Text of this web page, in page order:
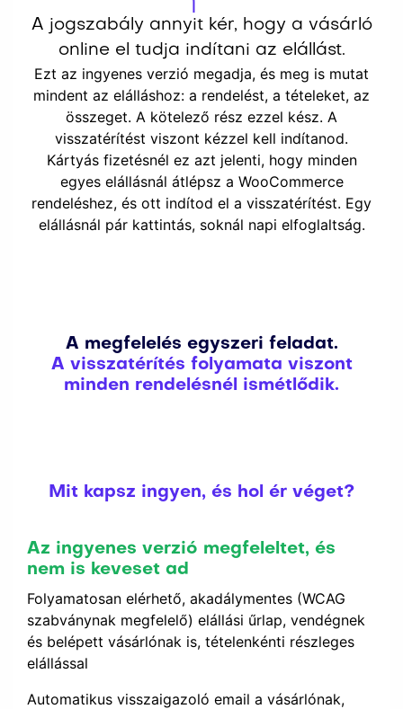
A jogszabály annyit kér, hogy a vásárló
online el tudja indítani az elállást.
Ezt az ingyenes verzió megadja, és meg is mutat
mindent az elálláshoz: a rendelést, a tételeket, az
összeget. A kötelező rész ezzel kész. A
visszatérítést viszont kézzel kell indítanod.
Kártyás fizetésnél ez azt jelenti, hogy minden
egyes elállásnál átlépsz a WooCommerce
rendeléshez, és ott indítod el a visszatérítést. Egy
elállásnál pár kattintás, soknál napi elfoglaltság.
A megfelelés egyszeri feladat.
A visszatérítés folyamata viszont
minden rendelésnél ismétlődik.
Mit kapsz ingyen, és hol ér véget?
Az ingyenes verzió megfeleltet, és
nem is keveset ad
Folyamatosan elérhető, akadálymentes (WCAG
szabványnak megfelelő) elállási űrlap, vendégnek
és belépett vásárlónak is, tételenkénti részleges
elállással
Automatikus visszaigazoló email a vásárlónak,